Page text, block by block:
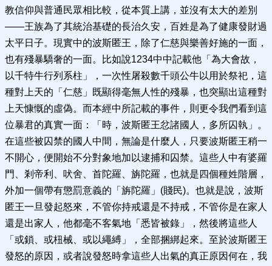
教信仰與普通民眾相比較，從本質上講，並沒有太大的差別
——王族為了其統治基礎的長治久安，百姓是為了健康發財過
太平日子。現實中的波斯匿王，除了仁慈與樂善好施的一面，
也有殘暴驕奢的一面。比如說1234中中記載他「為大會故，
以千特牛行列系柱」，一次性屠殺數千頭公牛以用於祭祀，這
種對上天的「仁慈」既顯得毫無人性的殘暴，也突顯出這種對
上天慷慨的虛偽。而本經中所記載的事件，則更令我們看到這
位暴君的真實一面：「時，波斯匿王忿諸國人，多所囚執」。
在這些被囚禁的國人中間，無論是什麼人，只要波斯匿王稍一
不開心，便開始不分對象地加以逮捕和囚禁。這些人中有婆羅
門、剎帝利、吠舍、首陀羅、旃陀羅，也就是四個種姓階層，
外加一個帶有懲罰意義的「旃陀羅」(賤民)。也就是說，波斯
匿王一旦發起怒來，不管你持戒還是不持戒，不管你是在家人
還是出家人，他都毫不客氣地「悉皆被錄」，然後將這些人
「或鎖、或杻械、或以繩縛」，全部捆綁起來。至於波斯匿王
發怒的原因，或者說發怒時拿這些人出氣的真正原因何在，我